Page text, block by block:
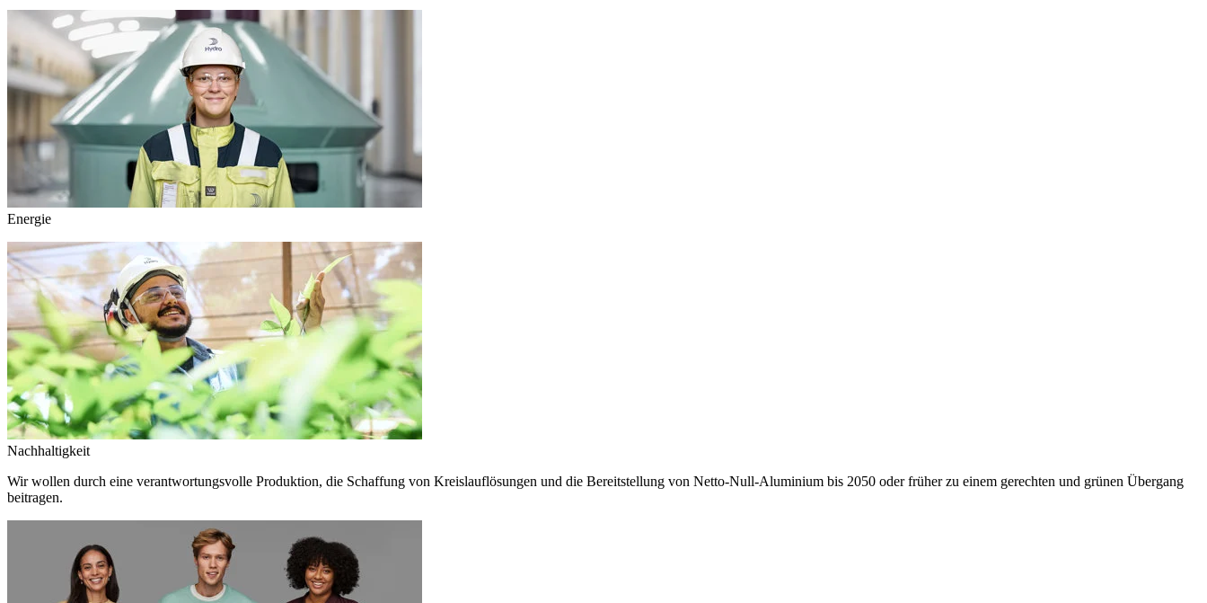
Energie
Nachhaltigkeit
Wir wollen durch eine verantwortungsvolle Produktion, die Schaffung von Kreislauflösungen und die Bereitstellung von Netto-Null-Aluminium bis 2050 oder früher zu einem gerechten und grünen Übergang
beitragen.